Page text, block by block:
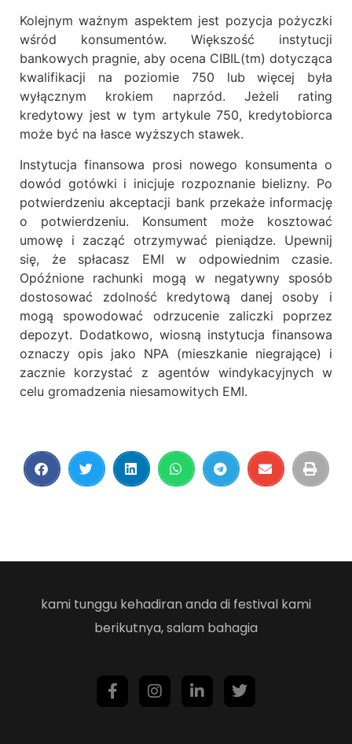
Kolejnym ważnym aspektem jest pozycja pożyczki
wśród konsumentów. Większość instytucji
bankowych pragnie, aby ocena CIBIL(tm) dotycząca
kwalifikacji na poziomie 750 lub więcej była
wyłącznym krokiem naprzód. Jeżeli rating
kredytowy jest w tym artykule 750, kredytobiorca
może być na łasce wyższych stawek.
Instytucja finansowa prosi nowego konsumenta o
dowód gotówki i inicjuje rozpoznanie bielizny. Po
potwierdzeniu akceptacji bank przekaże informację
o potwierdzeniu. Konsument może kosztować
umowę i zacząć otrzymywać pieniądze. Upewnij
się, że spłacasz EMI w odpowiednim czasie.
Opóźnione rachunki mogą w negatywny sposób
dostosować zdolność kredytową danej osoby i
mogą spowodować odrzucenie zaliczki poprzez
depozyt. Dodatkowo, wiosną instytucja finansowa
oznaczy opis jako NPA (mieszkanie niegrające) i
zacznie korzystać z agentów windykacyjnych w
celu gromadzenia niesamowitych EMI.
kami tunggu kehadiran anda di festival kami
berikutnya, salam bahagia